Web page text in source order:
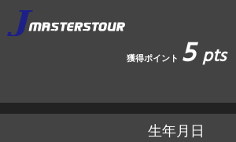
獲得ポイント 5pts
生年月日